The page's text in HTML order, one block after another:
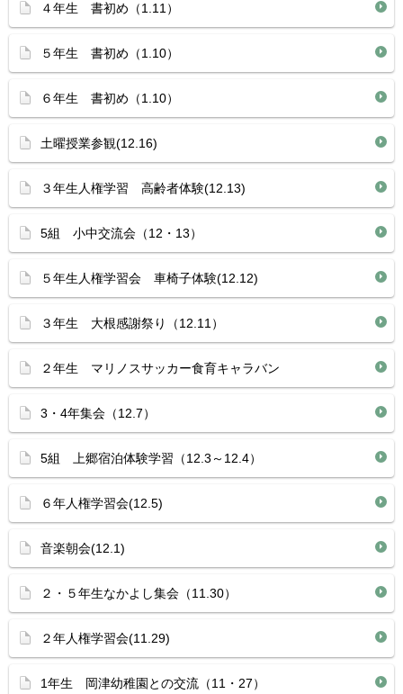
４年生 書初め（1.11）
５年生 書初め（1.10）
６年生 書初め（1.10）
土曜授業参観(12.16)
３年生人権学習 高齢者体験(12.13)
5組 小中交流会（12・13）
５年生人権学習会 車椅子体験(12.12)
３年生 大根感謝祭り（12.11）
２年生 マリノスサッカー食育キャラバン
3・4年集会（12.7）
5組 上郷宿泊体験学習（12.3～12.4）
６年人権学習会(12.5)
音楽朝会(12.1)
２・５年生なかよし集会（11.30）
２年人権学習会(11.29)
1年生 岡津幼稚園との交流（11・27）